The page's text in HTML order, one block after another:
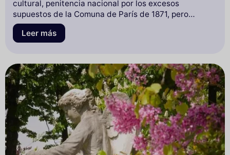
cultural, penitencia nacional por los excesos
supuestos de la Comuna de París de 1871, pero
también representación del orden moral conservador.
Leer más